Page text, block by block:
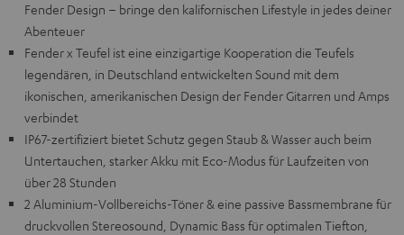
Fender Design – bringe den kalifornischen Lifestyle in jedes deiner
Abenteuer
Fender x Teufel ist eine einzigartige Kooperation die Teufels
legendären, in Deutschland entwickelten Sound mit dem
ikonischen, amerikanischen Design der Fender Gitarren und Amps
verbindet
IP67-zertifiziert bietet Schutz gegen Staub & Wasser auch beim
Untertauchen, starker Akku mit Eco-Modus für Laufzeiten von
über 28 Stunden
2 Aluminium-Vollbereichs-Töner & eine passive Bassmembrane für
druckvollen Stereosound, Dynamic Bass für optimalen Tiefton,